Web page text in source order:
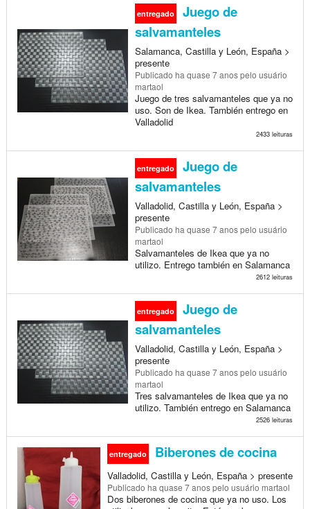
entregado
Juego de
salvamanteles
Salamanca, Castilla y León, España >
presente
Publicado ha quase 7 anospelo usuário
martaol
Juego de tres salvamanteles que ya no
uso. Son de Ikea. También entrego en
Valladolid
2433 leituras
entregado
Juego de
salvamanteles
Valladolid, Castilla y León, España >
presente
Publicado ha quase 7 anospelo usuário
martaol
Salvamanteles de Ikea que ya no
utilizo. Entrego también en Salamanca
2612 leituras
entregado
Juego de
salvamanteles
Valladolid, Castilla y León, España >
presente
Publicado ha quase 7 anospelo usuário
martaol
Tres salvamanteles de Ikea que ya no
utilizo. También entrego en Salamanca
2526 leituras
entregado Biberones de cocina
Valladolid, Castilla y León, España > presente
Publicado ha quase 7 anospelo usuário martaol
Dos biberones de cocina que ya no uso. Los